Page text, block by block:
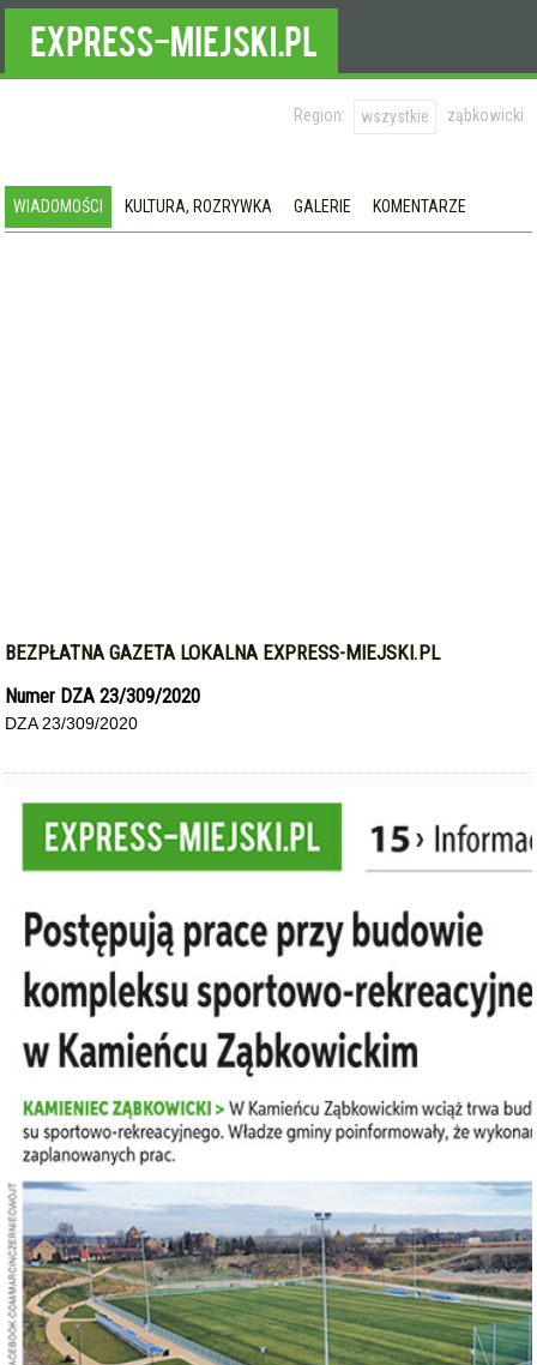
Region: wszystkie ząbkowicki
WIADOMOŚCI KULTURA, ROZRYWKA GALERIE KOMENTARZE
BEZPŁATNA GAZETA LOKALNA EXPRESS-MIEJSKI.PL
Numer DZA 23/309/2020
DZA 23/309/2020